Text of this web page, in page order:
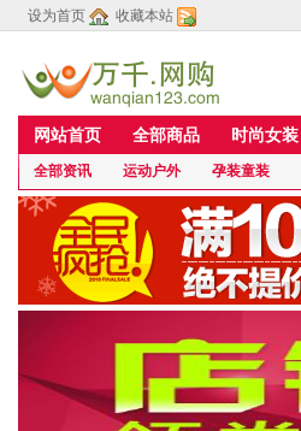
设为首页 收藏本站
网站首页 全部商品 时尚女装
全部资讯 运动户外 孕装童装